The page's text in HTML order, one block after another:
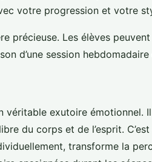
votre progression et votre
précieuse. Les élèves peuvent
d’une session hebdomadaire
véritable exutoire émotionnel.
du corps et de l’esprit.
transforme la